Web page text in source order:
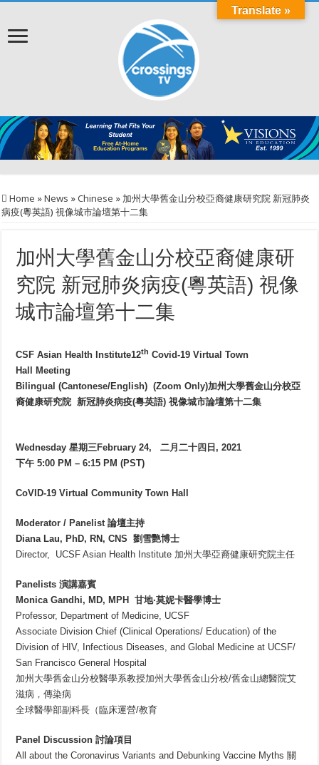
Home »News »Chinese » 加州大學舊金山分校亞裔健康研究院 新冠肺炎
病疫(粵英語) 視像城市論壇第十二集
加州大學舊金山分校亞裔健康研
究院 新冠肺炎病疫(粵英語) 視像
城市論壇第十二集
CSF Asian Health Institute12th Covid-19 Virtual Town
Hall Meeting
Bilingual (Cantonese/English) (Zoom Only)加州大學舊金山分校亞
裔健康研究院 新冠肺炎病疫(粵英語) 視像城市論壇第十二集
Wednesday 星期三February 24, 二月二十四日, 2021
下午 5:00 PM – 6:15 PM (PST)
CoVID-19 Virtual Community Town Hall
Moderator / Panelist 論壇主持
Diana Lau, PhD, RN, CNS 劉雪艷博士
Director, UCSF Asian Health Institute 加州大學亞裔健康研究院主任
Panelists 演講嘉賓
Monica Gandhi, MD, MPH 甘地·莫妮卡醫學博士
Professor, Department of Medicine, UCSF
Associate Division Chief (Clinical Operations/ Education) of the
Division of HIV, Infectious Diseases, and Global Medicine at UCSF/
San Francisco General Hospital
加州大學舊金山分校醫學系教授加州大學舊金山分校/舊金山總醫院艾
滋病，傳染病
全球醫學部副科長（臨床運營/教育
Panel Discussion 討論項目
All about the Coronavirus Variants and Debunking Vaccine Myths 關
Translate »